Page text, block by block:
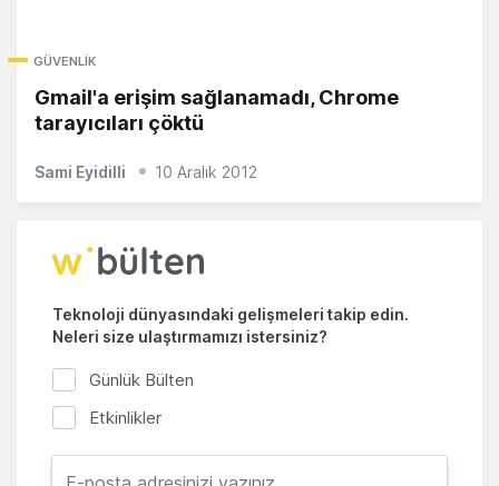
GÜVENLIK
Gmail'a erişim sağlanamadı, Chrome
tarayıcıları çöktü
Sami Eyidilli 10 Aralık 2012
Teknoloji dünyasındaki gelişmeleri takip edin.
Neleri size ulaştırmamızı istersiniz?
Günlük Bülten
Etkinlikler